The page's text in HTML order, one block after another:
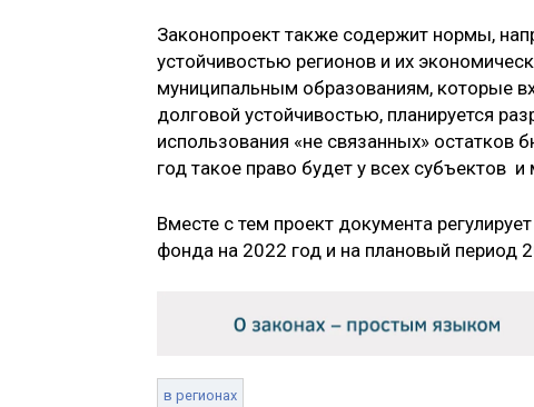
Законопроект также содержит нормы,
устойчивостью регионов и их
муниципальным образованиям, которые
долговой устойчивостью, планируется
использования «не связанных»
год такое право будет у всех субъектов
Вместе с тем проект документа
фонда на 2022 год и на плановый период
в регионах